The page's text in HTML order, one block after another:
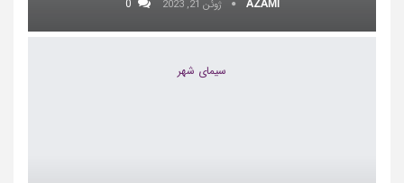
AZAMI ژوئن 21, 2023
سیمای شهر